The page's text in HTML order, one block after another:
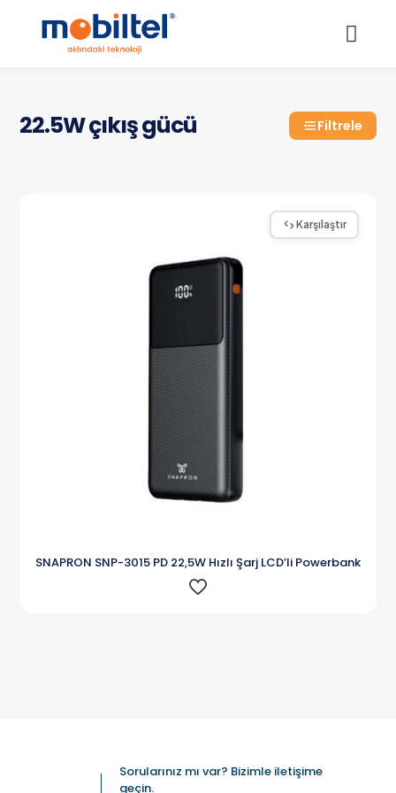
22.5W çıkış gücü Filtrele
Karşılaştır
SNAPRON SNP-3015 PD 22,5W Hızlı Şarj LCD’li Powerbank
Sorularınız mı var? Bizimle iletişime
geçin.